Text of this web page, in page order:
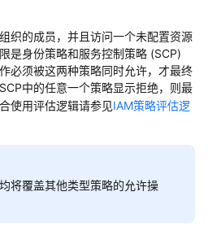
织的成员，并且访问一个未配置资源
是身份策略和服务控制策略 (SCP)
必须被这两种策略同时允许，才最终
中的任意一个策略显示拒绝，则最
使用评估逻辑请参见IAM策略评估逻
将覆盖其他类型策略的允许操